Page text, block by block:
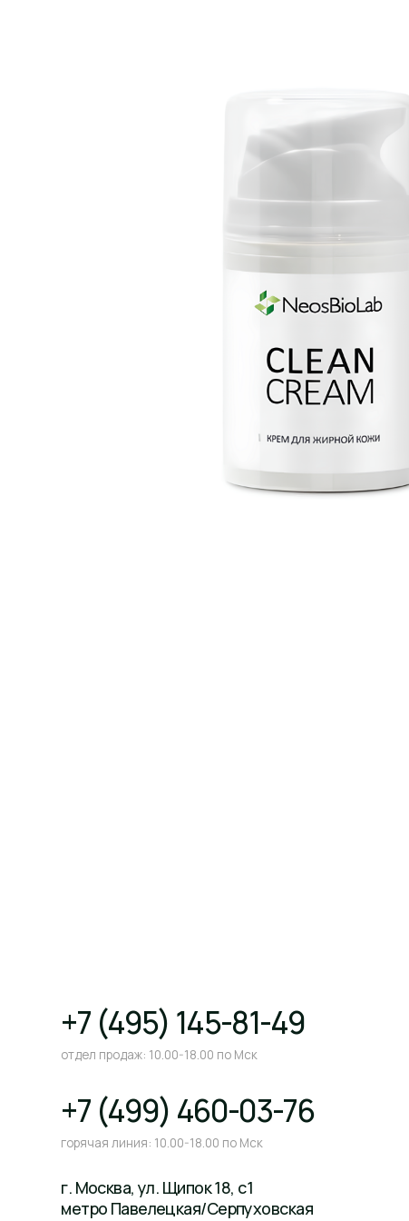
info@neosbiolab.com
г. Москва, ул. Щипок 18, с1
метро Павелецкая/Серпуховская
адрес производства
© Все права защищены. 2026